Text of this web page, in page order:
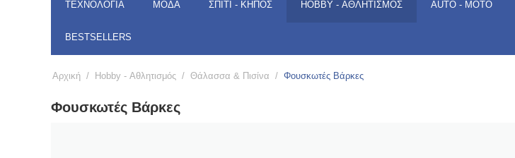
ΤΕΧΝΟΛΟΓΊΑ ΜΌΔΑ ΣΠΊΤΙ - ΚΉΠΟΣ HOBBY - ΑΘΛΗΤΙΣΜΌΣ AUTO - MOTO
BESTSELLERS
Αρχική / Hobby - Αθλητισμός / Θάλασσα & Πισίνα / Φουσκωτές Βάρκες
Φουσκωτές Βάρκες